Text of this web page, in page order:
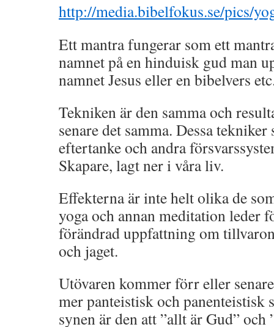
http://media.bibelfokus.se/pics/
Ett mantra fungerar som ett
namnet på en hinduisk gud man
namnet Jesus eller en bibelvers
Tekniken är den samma och
senare det samma. Dessa
eftertanke och andra
Skapare, lagt ner i våra liv.
Effekterna är inte helt olika de
yoga och annan meditation leder
förändrad uppfattning om
och jaget.
Utövaren kommer förr eller
mer panteistisk och panenteistisk
synen är den att ”allt är Gud”